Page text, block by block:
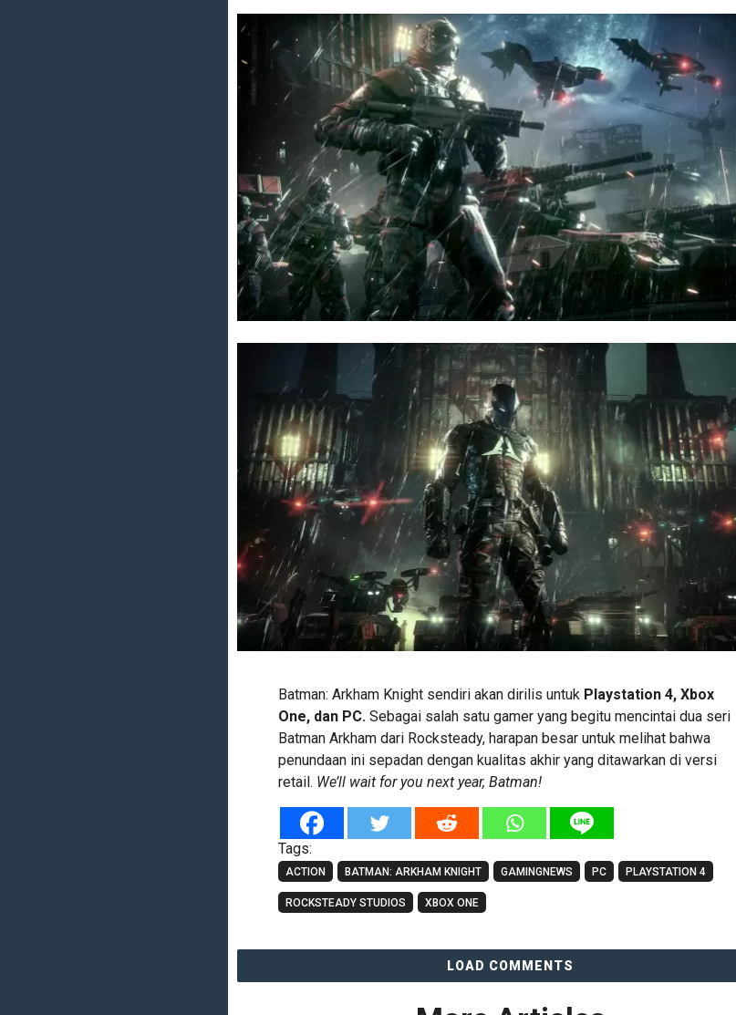
Batman: Arkham Knight sendiri akan dirilis untuk Playstation 4, Xbox
One, dan PC. Sebagai salah satu gamer yang begitu mencintai dua seri
Batman Arkham dari Rocksteady, harapan besar untuk melihat bahwa
penundaan ini sepadan dengan kualitas akhir yang ditawarkan di versi
retail. We’ll wait for you next year, Batman!
Tags:
ACTION BATMAN: ARKHAM KNIGHT GAMINGNEWS PC PLAYSTATION 4
ROCKSTEADY STUDIOS XBOX ONE
LOAD COMMENTS